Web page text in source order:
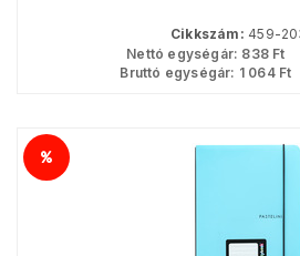
Cikkszám: 459-
Nettó egységár: 838Ft
Bruttó egységár: 1 064Ft